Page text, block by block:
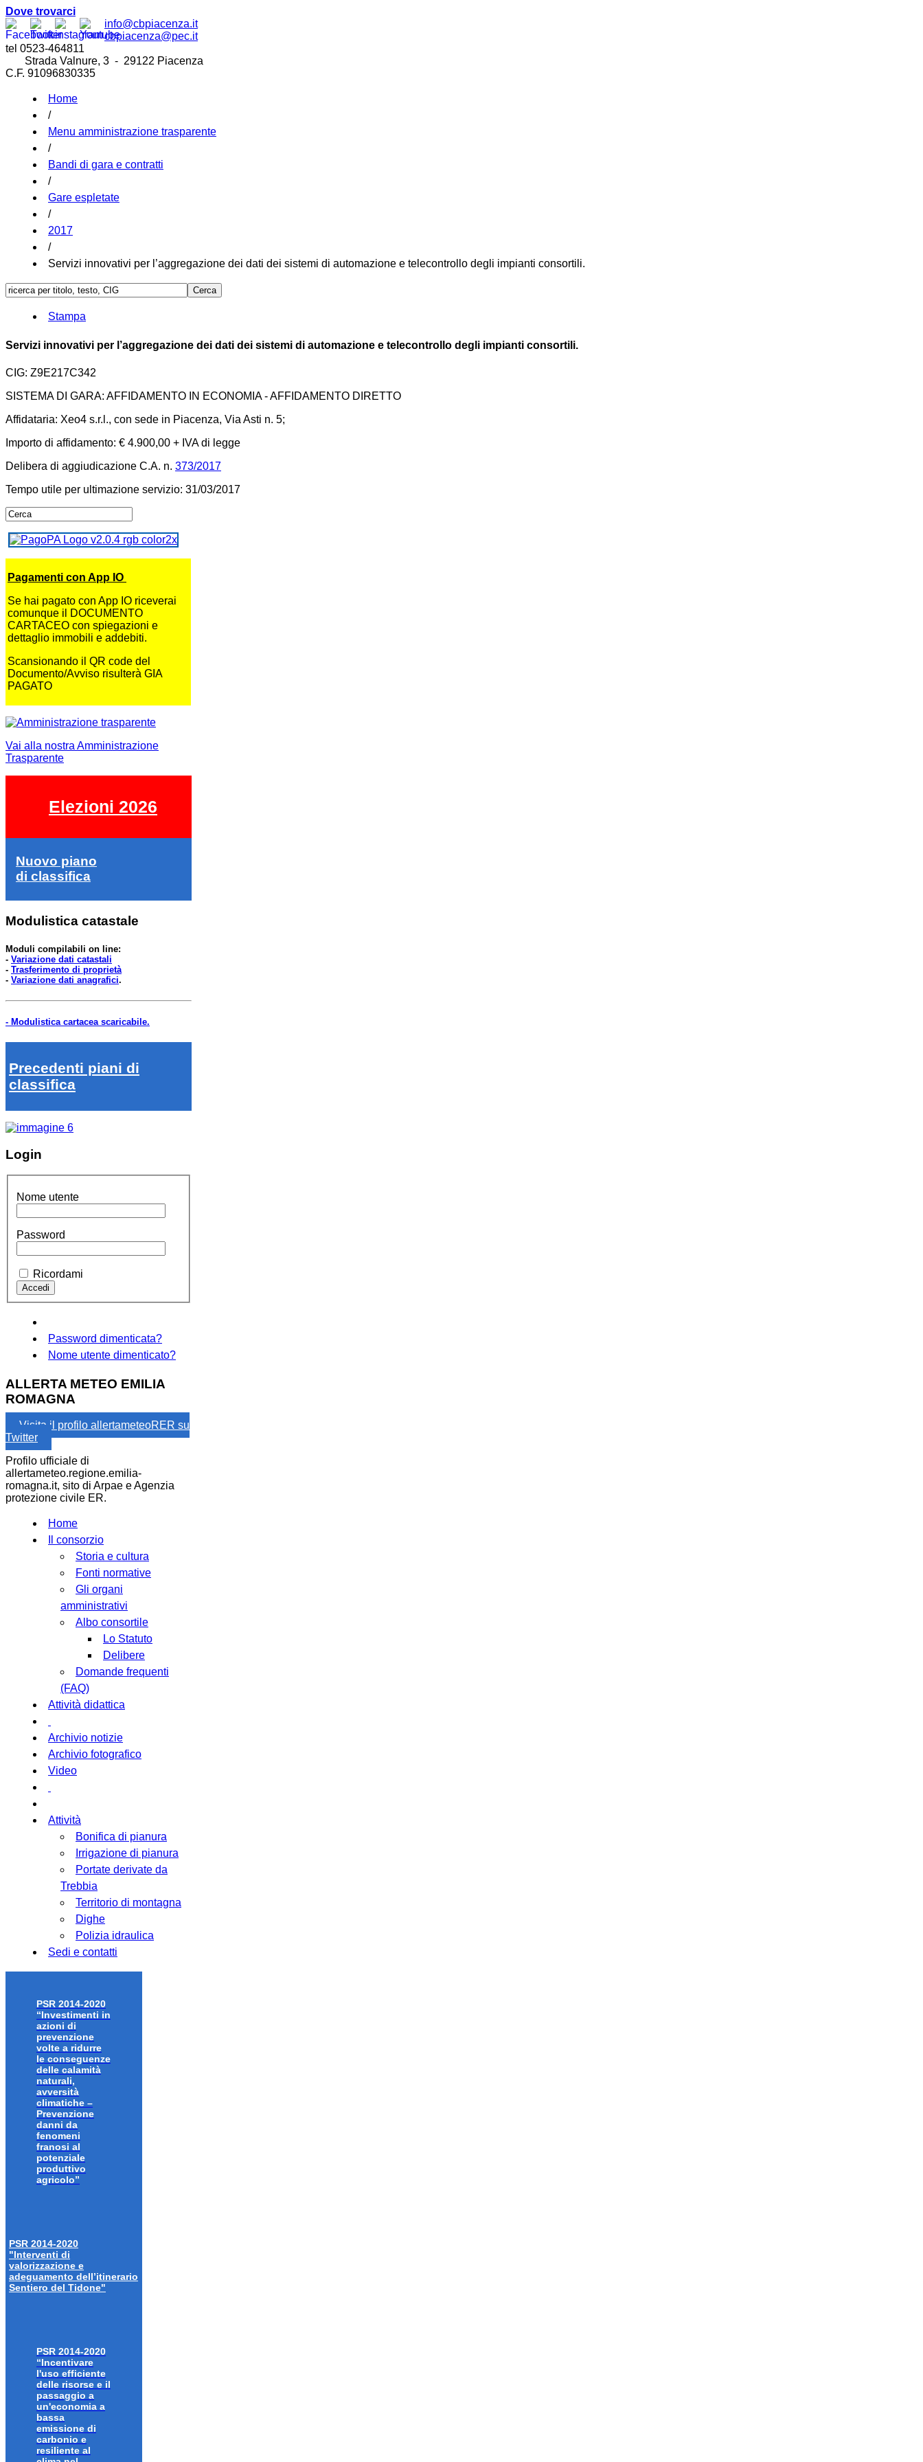
Dove trovarci
info@cbpiacenza.it
cbpiacenza@pec.it
tel 0523-464811
Strada Valnure, 3 - 29122 Piacenza
C.F. 91096830335
Home
/
Menu amministrazione trasparente
/
Bandi di gara e contratti
/
Gare espletate
/
2017
/
Servizi innovativi per l’aggregazione dei dati dei sistemi di automazione e telecontrollo degli impianti consortili.
Stampa
Servizi innovativi per l’aggregazione dei dati dei sistemi di automazione e telecontrollo degli impianti consortili.
CIG: Z9E217C342
SISTEMA DI GARA: AFFIDAMENTO IN ECONOMIA - AFFIDAMENTO DIRETTO
Affidataria: Xeo4 s.r.l., con sede in Piacenza, Via Asti n. 5;
Importo di affidamento: € 4.900,00 + IVA di legge
Delibera di aggiudicazione C.A. n. 373/2017
Tempo utile per ultimazione servizio: 31/03/2017
Pagamenti con App IO
Se hai pagato con App IO riceverai
comunque il DOCUMENTO
CARTACEO con spiegazioni e
dettaglio immobili e addebiti.
Scansionando il QR code del
Documento/Avviso risulterà GIA
PAGATO
Vai alla nostra Amministrazione
Trasparente
Elezioni 2026
Nuovo piano
di classifica
Modulistica catastale
Moduli compilabili on line:
- Variazione dati catastali
- Trasferimento di proprietà
- Variazione dati anagrafici.
- Modulistica cartacea scaricabile.
Precedenti piani di
classifica
Login
Nome utente
Password
Ricordami
Password dimenticata?
Nome utente dimenticato?
ALLERTA METEO EMILIA
ROMAGNA
Visita il profilo allertameteoRER su
Twitter
Profilo ufficiale di
allertameteo.regione.emilia-
romagna.it, sito di Arpae e Agenzia
protezione civile ER.
Home
Il consorzio
Storia e cultura
Fonti normative
Gli organi
amministrativi
Albo consortile
Lo Statuto
Delibere
Domande frequenti
(FAQ)
Attività didattica
Archivio notizie
Archivio fotografico
Video
Attività
Bonifica di pianura
Irrigazione di pianura
Portate derivate da
Trebbia
Territorio di montagna
Dighe
Polizia idraulica
Sedi e contatti
PSR 2014-2020
“Investimenti in
azioni di
prevenzione
volte a ridurre
le conseguenze
delle calamità
naturali,
avversità
climatiche –
Prevenzione
danni da
fenomeni
franosi al
potenziale
produttivo
agricolo”
PSR 2014-2020
"Interventi di
valorizzazione e
adeguamento dell’itinerario
Sentiero del Tidone"
PSR 2014-2020
“Incentivare
l'uso efficiente
delle risorse e il
passaggio a
un'economia a
bassa
emissione di
carbonio e
resiliente al